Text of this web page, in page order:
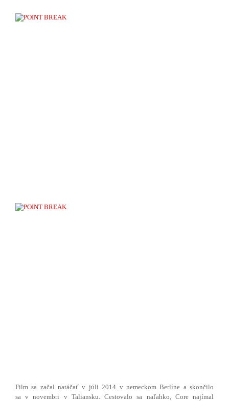
Film sa začal natáčať v júli 2014 v nemeckom Berlíne a skončilo
sa v novembri v Taliansku. Cestovalo sa naľahko, Core najímal